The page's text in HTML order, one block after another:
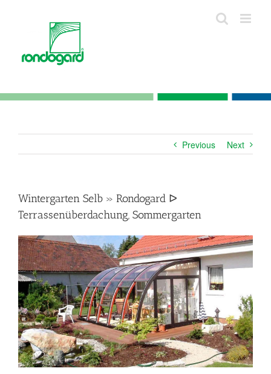
Previous Next
Wintergarten Selb » Rondogard ᐅ
Terrassenüberdachung, Sommergarten